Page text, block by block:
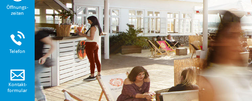
Öffnungs-
zeiten
Telefon
Kontakt-
formular
zu